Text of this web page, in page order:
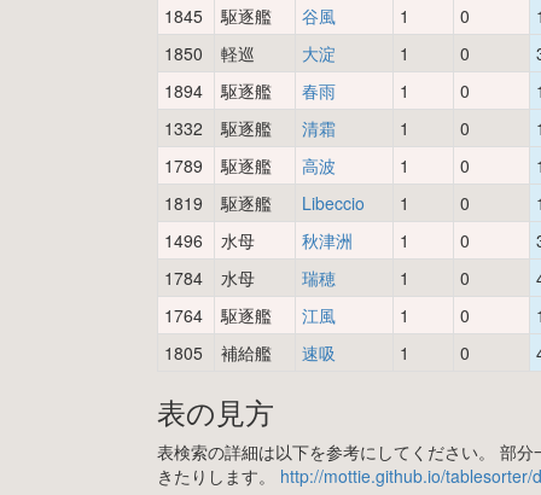
1845
駆逐艦 谷風 1 0
1850
軽巡 大淀 1 0
1894
駆逐艦 春雨 1 0
1332
駆逐艦 清霜 1 0
1789
駆逐艦 高波 1 0
1819
駆逐艦 Libeccio 1 0
1496
水母 秋津洲 1 0
1784
水母 瑞穂 1 0
1764
駆逐艦 江風 1 0
1805
補給艦 速吸 1 0
表の見方
表検索の詳細は以下を参考にしてください。 部
きたりします。 http://mottie.github.io/